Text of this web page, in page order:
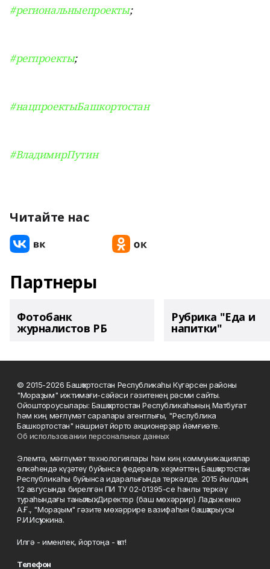
#региональныепроекты;
#регпроекты;
#нацпроектыБашкортостан
#ВладимирПутин
Читайте нас
Партнеры
Фотобанк
журналистов РБ
Рубрика "Еда и
напитки"
© 2015-2026 Башҡортостан Республикаһы Күгәрсен районы
"Мораҙым" ижтимағи-сәйәси гәзитенең рәсми сайты.
Ойоштороусылары: Башҡортостан Республикаһының Матбуғат
һәм киң мәғлүмәт саралары агентлығы, "Республика
Башкортостан" нәшриәт йорто акционерҙар йәмғиәте.
Об использовании персональных данных
Элемтә, мәғлүмәт технологиялары һәм киң коммуникациялар
өлкәһендә күҙәтеү буйынса федераль хеҙмәттең Башҡортостан
Республикаһы буйынса идаралығында теркәлде. 2015 йылдың
12 авгусында бирелгән ПИ ТУ 02-01395-се һанлы теркәү
тураһындағы таныҡлыҡ. Директор (баш мөхәррир) Ладыженко
А.Ғ., "Мораҙым" гәзите мөхәррире вазифаһын башҡарыусы
Р.И.Исҡужина.
Илгә - именлек, йортоңа - ҡот!
Телефон